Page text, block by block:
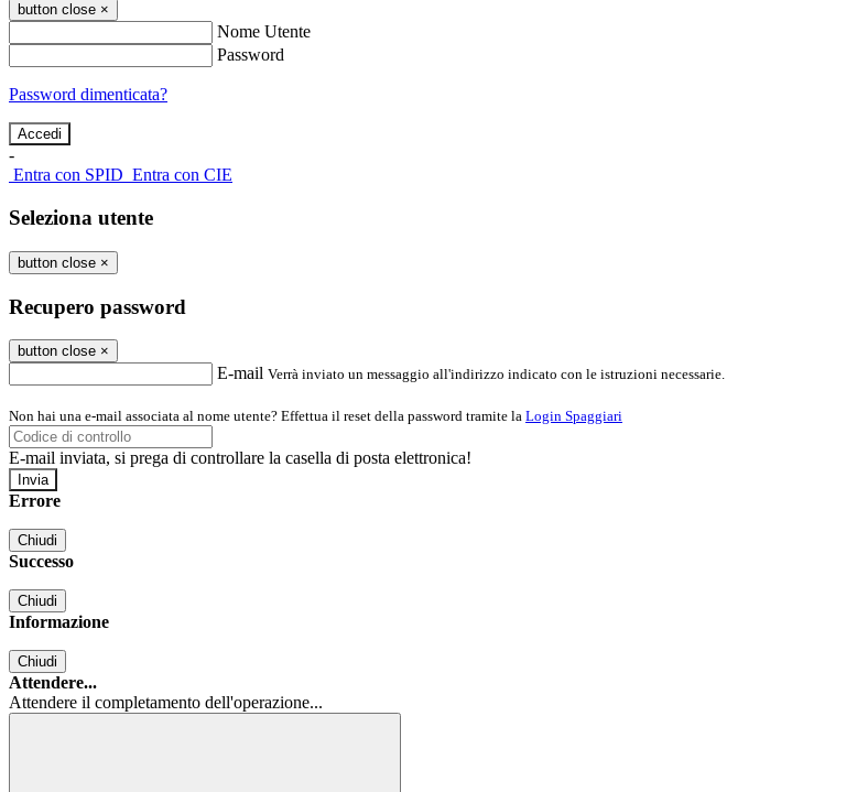
button close ×
Nome Utente
Password
Password dimenticata?
-
Entra con SPID Entra con CIE
Seleziona utente
button close ×
Recupero password
button close ×
E-mail Verrà inviato un messaggio all'indirizzo indicato con le istruzioni necessarie.
Non hai una e-mail associata al nome utente? Effettua il reset della password tramite la Login Spaggiari
E-mail inviata, si prega di controllare la casella di posta elettronica!
Errore
Chiudi
Successo
Chiudi
Informazione
Chiudi
Attendere...
Attendere il completamento dell'operazione...